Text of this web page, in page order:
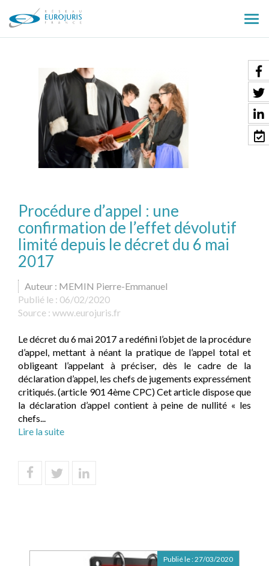
le
Procédure d’appel : une
confirmation de l’effet dévolutif
limité depuis le décret du 6 mai
2017
Auteur : MEMIN Pierre-Emmanuel
Publié le : 06/02/2020
Source : www.eurojuris.fr
Le décret du 6 mai 2017 a redéfini l’objet de la procédure
d’appel, mettant à néant la pratique de l’appel total et
obligeant l’appelant à préciser, dès le cadre de la
déclaration d’appel, les chefs de jugements expressément
critiqués. (article 901 4ème CPC) Cet article dispose que
la déclaration d’appel contient à peine de nullité « les
chefs...
Lire la suite
Publié le :27/03/2020